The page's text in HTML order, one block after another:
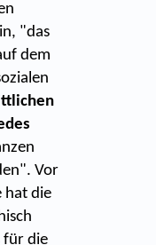
"das
dem
Vor
hat die
für die